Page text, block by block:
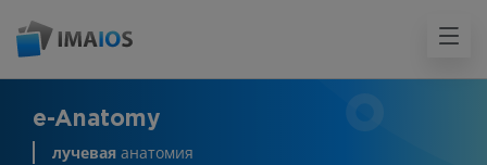
e-Anatomy
лучевая анатомия